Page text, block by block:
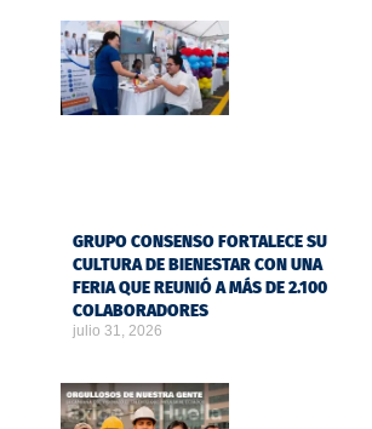
GRUPO CONSENSO FORTALECE SU
CULTURA DE BIENESTAR CON UNA
FERIA QUE REUNIÓ A MÁS DE 2.100
COLABORADORES
julio 31, 2026